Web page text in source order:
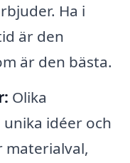
Ha i
är den
är den bästa.
Olika
idéer och
materialval,